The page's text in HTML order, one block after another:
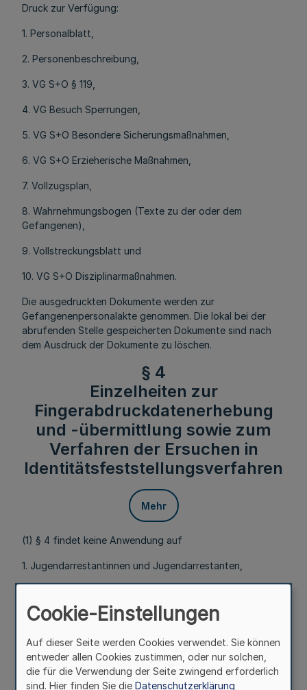
Druck zur Verfügung:
1. Personalblatt,
2. Personenbeschreibung,
3. VG S+O § 119,
4. VG Besuch Sperrungen,
5. VG S+O Besondere Sicherungsmaßnahmen,
6. VG S+O Erzieherische Maßnahmen,
7. Vollzugsplan,
8. Wahrnehmungsbogen (Texte zu der oder dem
Gefangenen),
9. Vollstreckungsblatt und
10. VG S+O Disziplinarmaßnahmen.
Die ausgedruckten Dokumente werden zur
Gefangenenpersonalakte genommen. Die lokal bei der
abrufenden Stelle gespeicherten Dokumente sind nach
dem Ausdruck der Dokumente zu löschen.
§ 4
Einzelheiten zur
Fingerabdruckdatenerhebung
und -übermittlung sowie zum
Verfahren der Ersuchen in
Identitätsfeststellungsverfahren
Mehr
(1) § 4 findet keine Anwendung auf
1. Jugendarrestantinnen und Jugendarrestanten,
3. Personen, die sich in Ordnungs-, Sicherungs-, Zwangs-
(2) Die Abfrage und Übermittlung von
Cookie-Einstellungen
Auf dieser Seite werden Cookies verwendet. Sie können
entweder allen Cookies zustimmen, oder nur solchen,
die für die Verwendung der Seite zwingend erforderlich
sind. Hier finden Sie die Datenschutzerklärung